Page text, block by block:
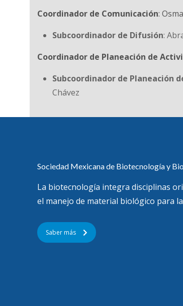
Coordinador de Comunicación:
Subcoordinador de Difusión:
Coordinador de Planeación de
Subcoordinador de Planeación
Chávez
Sociedad Mexicana de Biotecnología y
La biotecnología integra disciplinas
el manejo de material biológico para
Saber más